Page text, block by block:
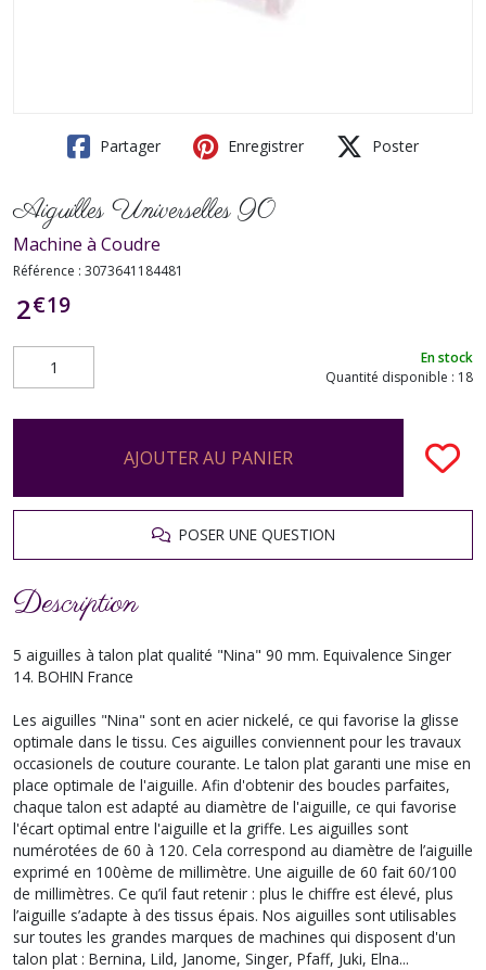
Partager Enregistrer Poster
Aiguilles Universelles 90
Machine à Coudre
Référence : 3073641184481
2€19
En stock
Quantité disponible : 18
AJOUTER AU PANIER
POSER UNE QUESTION
Description
5 aiguilles à talon plat qualité "Nina" 90 mm. Equivalence Singer
14. BOHIN France
Les aiguilles "Nina" sont en acier nickelé, ce qui favorise la glisse
optimale dans le tissu. Ces aiguilles conviennent pour les travaux
occasionels de couture courante. Le talon plat garanti une mise en
place optimale de l'aiguille. Afin d'obtenir des boucles parfaites,
chaque talon est adapté au diamètre de l'aiguille, ce qui favorise
l'écart optimal entre l'aiguille et la griffe. Les aiguilles sont
numérotées de 60 à 120. Cela correspond au diamètre de l’aiguille
exprimé en 100ème de millimètre. Une aiguille de 60 fait 60/100
de millimètres. Ce qu’il faut retenir : plus le chiffre est élevé, plus
l’aiguille s’adapte à des tissus épais. Nos aiguilles sont utilisables
sur toutes les grandes marques de machines qui disposent d'un
talon plat : Bernina, Lild, Janome, Singer, Pfaff, Juki, Elna...